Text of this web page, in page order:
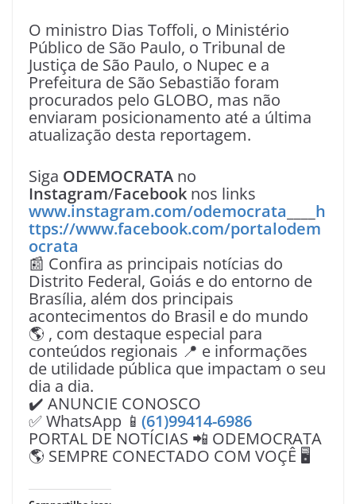
O ministro Dias Toffoli, o Ministério
Público de São Paulo, o Tribunal de
Justiça de São Paulo, o Nupec e a
Prefeitura de São Sebastião foram
procurados pelo GLOBO, mas não
enviaram posicionamento até a última
atualização desta reportagem.
Siga ODEMOCRATA no
Instagram/Facebook nos links
www.instagram.com/odemocrata
h
ttps://www.facebook.com/portalodem
ocrata
📰 Confira as principais notícias do
Distrito Federal, Goiás e do entorno de
Brasília, além dos principais
acontecimentos do Brasil e do mundo
🌎 , com destaque especial para
conteúdos regionais 📍 e informações
de utilidade pública que impactam o seu
dia a dia.
✔️ ANUNCIE CONOSCO
✅ WhatsApp 📱 (61)99414-6986
PORTAL DE NOTÍCIAS 📲 ODEMOCRATA
🌎 SEMPRE CONECTADO COM VOÇÊ 🖥️